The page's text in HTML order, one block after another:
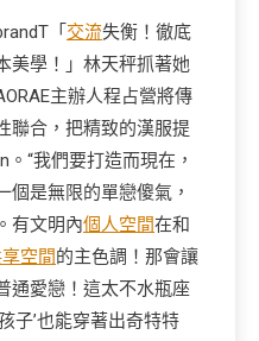
「 交流失衡！徹底
美學！」林天秤抓著她
主辦人程占營將傳
聯合，把精致的漢服提
“我們要打造而現在，
個是無限的單戀傻氣，
有文明內個人空間在和
空間的主色調！那會讓
通愛戀！這太不水瓶座
子’也能穿著出奇特特